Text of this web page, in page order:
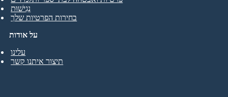
על אודות
עלינו
תיצור איתנו קשר
נְגִישׁוּת
בחירות הפרטיות שלך